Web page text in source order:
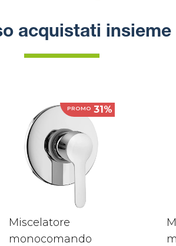
acquistati insieme
PROMO 31%
Miscelatore
monocomando